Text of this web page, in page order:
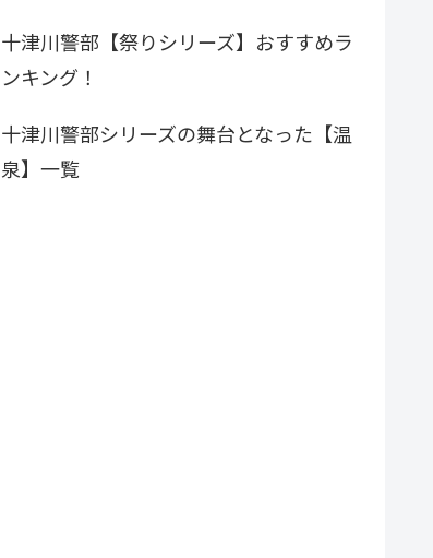
十津川警部【祭りシリーズ】おすすめラ
ンキング！
十津川警部シリーズの舞台となった【温
泉】一覧